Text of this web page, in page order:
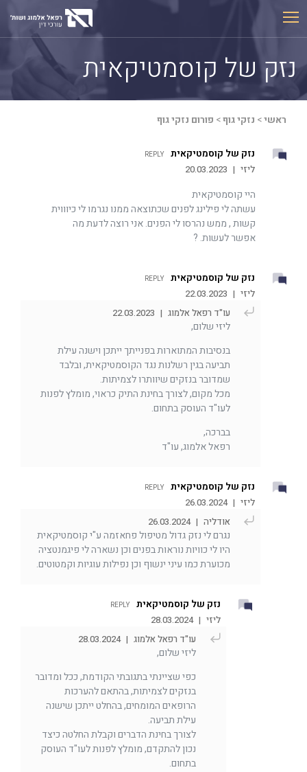
Skip
to
content
נזק של קוסמטיקאית
ראשי> נזקי גוף> פורום נזקי גוף
נזק של קוסמטיקאית
ליזי |
20.03.2023
REPLY
היי קוסמטיקאית
עשתה לי פילינג לפנים שכתוצאה ממנו נגרמו לי כיוווית
קשות , ממש נהרסו לי הפנים. אני רוצה לדעת מה
אפשר לעשות. ?
נזק של קוסמטיקאית
ליזי |
22.03.2023
REPLY
עו"ד רפאל אלמוג |
22.03.2023
ליזי שלום,
בנסיבות המתוארות בפנייתך ייתכן וישנה עילת
תביעה בגין רשלנות נגד הקוסמטיקאית, ובלבד
שמדובר בנזקים שיוותרו לצמיתות.
מכל מקום, לצורך בחינת התיק כראוי, מומלץ לפנות
לעו"ד העוסק בתחום.
בברכה,
רפאל אלמוג, עו"ד
נזק של קוסמטיקאית
ליזי |
26.03.2024
REPLY
אודליה |
26.03.2024
נגרם לי נזק גדול מטיפול פחאזמה ע"י קוסמטיקאית
היו לי כוויות נוראות בפנים וכן נשארה לי פיגמנטציה
מכוערת כמו עיני ינשוף וכן נפילות עוגיות וקמטוטים.
נזק של קוסמטיקאית
ליזי |
28.03.2024
REPLY
עו"ד רפאל אלמוג |
28.03.2024
ליזי שלום,
כפי שציינתי בתגובתי הקודמת, ככל ומדובר
בנזקים לצמיתות, בהתאם להערכות
הרופאים המומחים, בהחלט ייתכן שישנה
עילת תביעה.
לצורך בחינת הדברים וקבלת החלטה כיצד
נכון להתקדם, מומלץ לפנות לעו"ד העוסק
בתחום.